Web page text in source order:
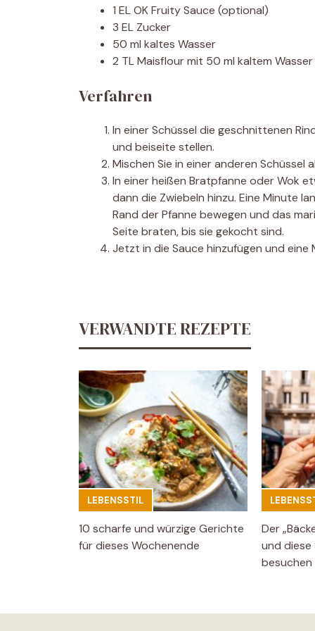
1 EL OK Fruity Sauce (optional)
3 EL Zucker
50 ml kaltes Wasser
2 TL Maisflour mit 50 ml kaltem
Verfahren
In einer Schüssel die geschnittenen
und beiseite stellen.
Mischen Sie in einer anderen Schüssel
In einer heißen Bratpfanne oder Wok
dann die Zwiebeln hinzu. Eine Minute
Rand der Pfanne bewegen und das
Seite braten, bis sie gekocht sind.
Jetzt in die Sauce hinzufügen und
VERWANDTE REZEPTE
LEBENSSTIL
10 scharfe und würzige Gerichte
für dieses Wochenende
Der
und
besuchen